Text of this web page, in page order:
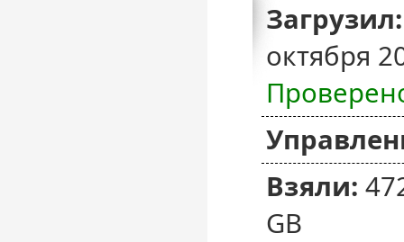
Загрузил:
октября
Взяли:
GB